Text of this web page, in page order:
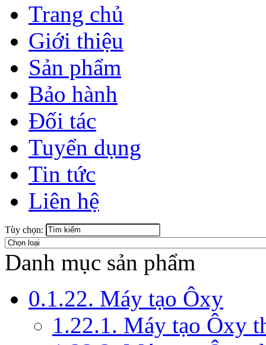
Trang chủ
Giới thiệu
Sản phẩm
Bảo hành
Đối tác
Tuyển dụng
Tin tức
Liên hệ
Tùy chọn:
Danh mục sản phẩm
0.1.22. Máy tạo Ôxy
1.22.1. Máy tạo Ôxy